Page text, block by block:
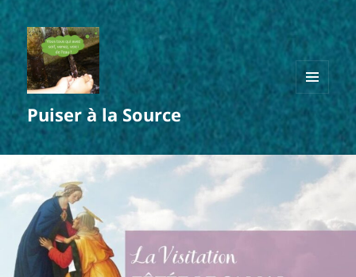
Puiser à la Source
MENU
ET
WIDGETS